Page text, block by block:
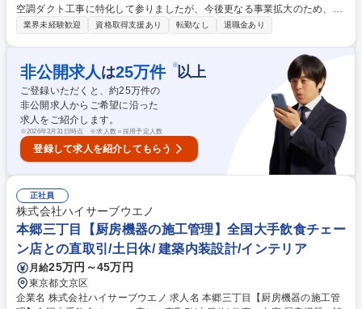
空調ダクト工事に特化して参りましたが、今後更なる事業拡大のため、配
管・電気など幅広い施工管理及び営業活動をお任せできる人材を探してい
を行っていただきます。 ◆工場全体の配管、電気関係、ダクトなど、設備
関係を総合的に俯瞰して、付加価値のある提案ができる人材を希望してい
ます。 ◆後継の育成などにも尽力いただけることを期待します。 ※建物
の改変に伴う業務はございません。 募集職種 【京都・滋賀/管施工管理】
ベテラン歓迎！工場の設備施工管理のスペシャリスト
業界未経験歓迎 資格取得支援あり 転勤なし 退職金あり
非公開求人 は25万件 ※以上
ご登録いただくと、約25万件の
非公開求人からご希望に沿った
求人をご紹介します。
※2026年3月31日時点 ※求人数＝採用予定人数
登録して求人を紹介してもらう
正社員
株式会社ハイサーブウエノ
本郷三丁目【厨房機器の施工管理】全国大手飲食チェー
ン店との直取引/土日休/ 建築内装設計/インテリア
月給25万円～45万円
東京都文京区
企業名 株式会社ハイサーブウエノ 求人名 本郷三丁目【厨房機器の施工管